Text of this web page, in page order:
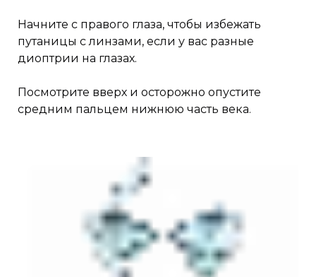
Начните с правого глаза, чтобы избежать
путаницы с линзами, если у вас разные
диоптрии на глазах.
Посмотрите вверх и осторожно опустите
средним пальцем нижнюю часть века.